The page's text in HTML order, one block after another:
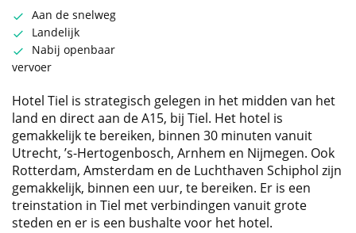
Aan de snelweg
Landelijk
Nabij openbaar
vervoer
Hotel Tiel is strategisch gelegen in het midden van het
land en direct aan de A15, bij Tiel. Het hotel is
gemakkelijk te bereiken, binnen 30 minuten vanuit
Utrecht, ’s-Hertogenbosch, Arnhem en Nijmegen. Ook
Rotterdam, Amsterdam en de Luchthaven Schiphol zijn
gemakkelijk, binnen een uur, te bereiken. Er is een
treinstation in Tiel met verbindingen vanuit grote
steden en er is een bushalte voor het hotel.